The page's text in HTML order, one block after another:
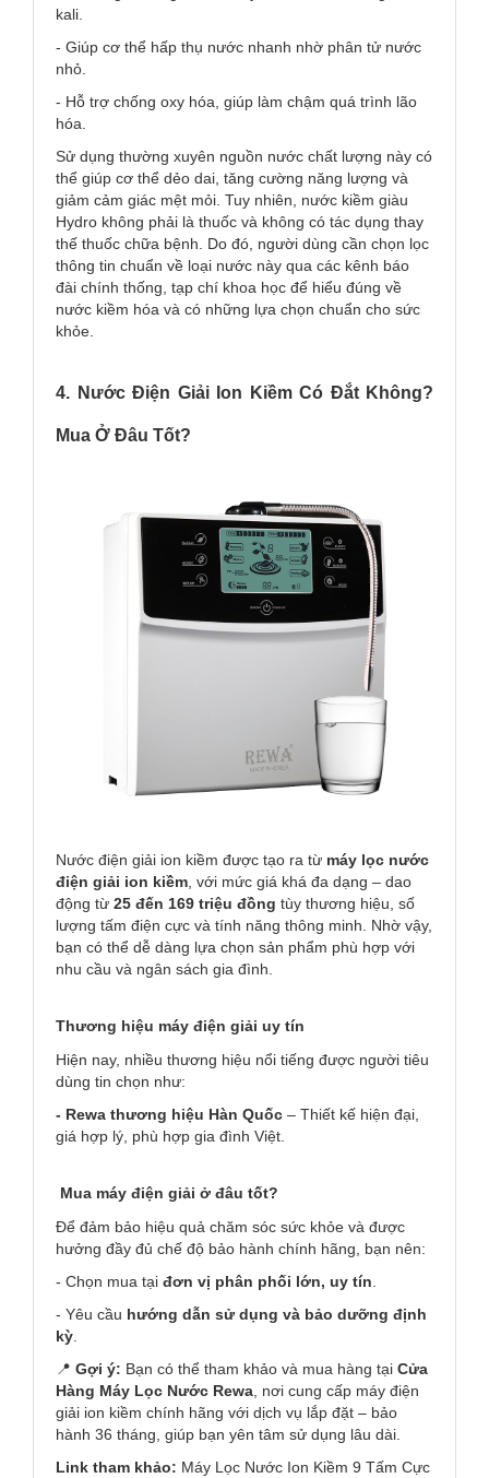
kali.
- Giúp cơ thể hấp thụ nước nhanh nhờ phân tử nước
nhỏ.
- Hỗ trợ chống oxy hóa, giúp làm chậm quá trình lão
hóa.
Sử dụng thường xuyên nguồn nước chất lượng này có
thể giúp cơ thể dẻo dai, tăng cường năng lượng và
giảm cảm giác mệt mỏi. Tuy nhiên, nước kiềm giàu
Hydro không phải là thuốc và không có tác dụng thay
thế thuốc chữa bệnh. Do đó, người dùng cần chọn lọc
thông tin chuẩn về loại nước này qua các kênh báo
đài chính thống, tạp chí khoa học để hiểu đúng về
nước kiềm hóa và có những lựa chọn chuẩn cho sức
khỏe.
4. Nước Điện Giải Ion Kiềm Có Đắt Không?
Mua Ở Đâu Tốt?
Nước điện giải ion kiềm được tạo ra từ máy lọc nước
điện giải ion kiềm , với mức giá khá đa dạng – dao
động từ 25 đến 169 triệu đồng tùy thương hiệu, số
lượng tấm điện cực và tính năng thông minh. Nhờ vậy,
bạn có thể dễ dàng lựa chọn sản phẩm phù hợp với
nhu cầu và ngân sách gia đình.
Thương hiệu máy điện giải uy tín
Hiện nay, nhiều thương hiệu nổi tiếng được người tiêu
dùng tin chọn như:
- Rewa thương hiệu Hàn Quốc – Thiết kế hiện đại,
giá hợp lý, phù hợp gia đình Việt.
Mua máy điện giải ở đâu tốt?
Để đảm bảo hiệu quả chăm sóc sức khỏe và được
hưởng đầy đủ chế độ bảo hành chính hãng, bạn nên:
- Chọn mua tại đơn vị phân phối lớn, uy tín
- Yêu cầu hướng dẫn sử dụng và bảo dưỡng định
kỳ
📍 Gợi ý: Bạn có thể tham khảo và mua hàng tại Cửa
Hàng Máy Lọc Nước Rewa , nơi cung cấp máy điện
giải ion kiềm chính hãng với dịch vụ lắp đặt – bảo
hành 36 tháng, giúp bạn yên tâm sử dụng lâu dài.
Link tham khảo: Máy Lọc Nước Ion Kiềm 9 Tấm Cực